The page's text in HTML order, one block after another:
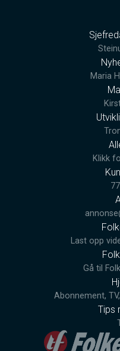
Maria
Klikk
Last opp
Gå til
Abonnement,
Tips